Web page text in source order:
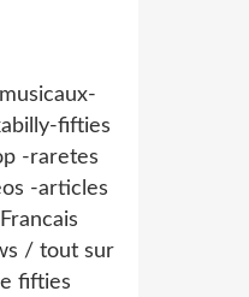
fifties
-raretes
-articles
/ tout sur
fifties